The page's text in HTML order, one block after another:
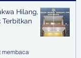
Hilang,
Terbitkan
membaca